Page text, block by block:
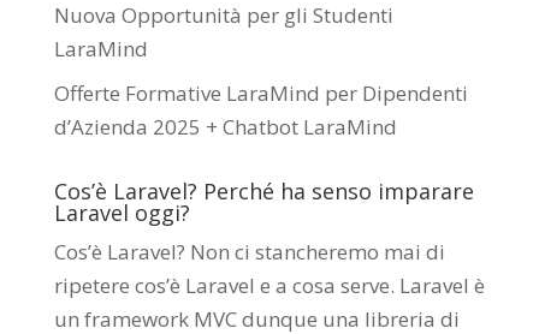
Nuova Opportunità per gli Studenti
LaraMind
Offerte Formative LaraMind per Dipendenti
d’Azienda 2025 + Chatbot LaraMind
Cos’è Laravel? Perché ha senso imparare
Laravel oggi?
Cos’è Laravel? Non ci stancheremo mai di
ripetere cos’è Laravel e a cosa serve. Laravel è
un framework MVC dunque una libreria di